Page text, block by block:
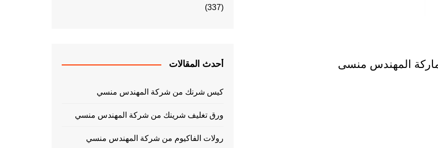
(337)
أحدث المقالات
كيس شرنك من شركة المهندس منسي
ورق تغليف شرينك من شركة المهندس منسي
رولات الفاكيوم من شركة المهندس منسي